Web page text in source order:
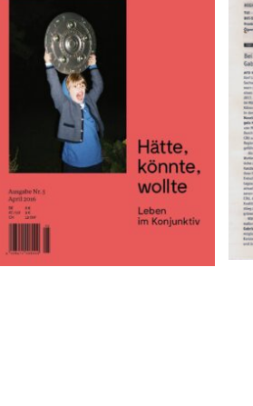
Die Epilog – Ausgabe 5, April
2016